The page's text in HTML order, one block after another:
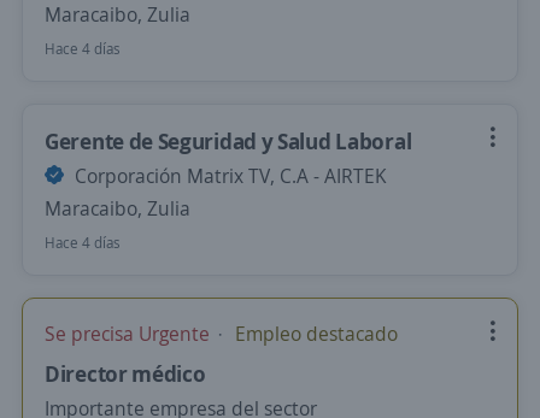
Maracaibo, Zulia
Hace 4 días
Gerente de Seguridad y Salud Laboral
Corporación Matrix TV, C.A - AIRTEK
Maracaibo, Zulia
Hace 4 días
Se precisa Urgente Empleo destacado
Director médico
Importante empresa del sector